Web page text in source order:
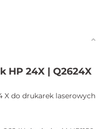
HP 24X | Q2624X
X do drukarek laserowych